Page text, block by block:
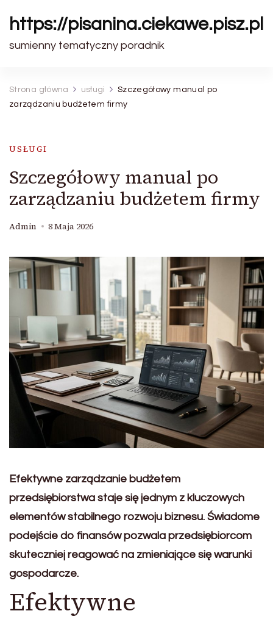
https://pisanina.ciekawe.pisz.pl
sumienny tematyczny poradnik
Strona główna usługi
Szczegółowy manual po
zarządzaniu budżetem firmy
USŁUGI
Szczegółowy manual po
zarządzaniu budżetem firmy
Admin 8 Maja 2026
Efektywne zarządzanie budżetem
przedsiębiorstwa staje się jednym z kluczowych
elementów stabilnego rozwoju biznesu. Świadome
podejście do finansów pozwala przedsiębiorcom
skuteczniej reagować na zmieniające się warunki
gospodarcze.
Efektywne